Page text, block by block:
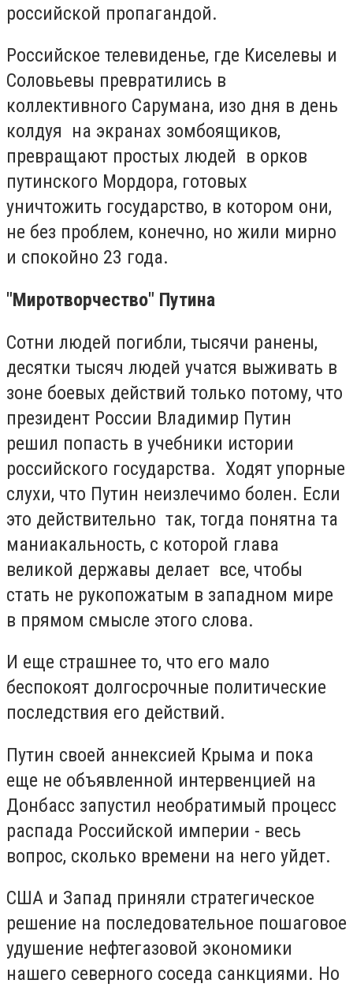
российской пропагандой.
Российское телевиденье, где Киселевы и
Соловьевы превратились в
коллективного Сарумана, изо дня в день
колдуя на экранах зомбоящиков,
превращают простых людей в орков
путинского Мордора, готовых
уничтожить государство, в котором они,
не без проблем, конечно, но жили мирно
и спокойно 23 года.
"Миротворчество" Путина
Сотни людей погибли, тысячи ранены,
десятки тысяч людей учатся выживать в
зоне боевых действий только потому, что
президент России Владимир Путин
решил попасть в учебники истории
российского государства. Ходят упорные
слухи, что Путин неизлечимо болен. Если
это действительно так, тогда понятна та
маниакальность, с которой глава
великой державы делает все, чтобы
стать не рукопожатым в западном мире
в прямом смысле этого слова.
И еще страшнее то, что его мало
беспокоят долгосрочные политические
последствия его действий.
Путин своей аннексией Крыма и пока
еще не объявленной интервенцией на
Донбасс запустил необратимый процесс
распада Российской империи - весь
вопрос, сколько времени на него уйдет.
США и Запад приняли стратегическое
решение на последовательное пошаговое
удушение нефтегазовой экономики
нашего северного соседа санкциями. Но